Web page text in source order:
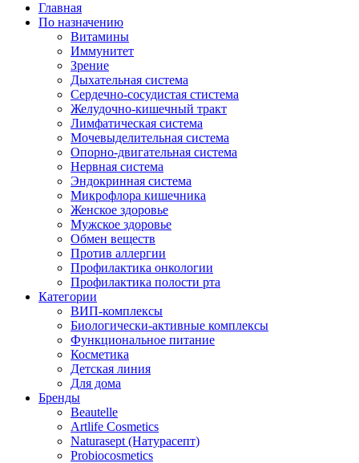
Главная
По назначению
Витамины
Иммунитет
Зрение
Дыхательная система
Сердечно-сосудистая стистема
Желудочно-кишечный тракт
Лимфатическая система
Мочевыделительная система
Опорно-двигательная система
Нервная система
Эндокринная система
Микрофлора кишечника
Женское здоровье
Мужское здоровье
Обмен веществ
Против аллергии
Профилактика онкологии
Профилактика полости рта
Категории
ВИП-комплексы
Биологически-активные комплексы
Функциональное питание
Косметика
Детская линия
Для дома
Бренды
Beautelle
Artlife Cosmetics
Naturasept (Натурасепт)
Probiocosmetics